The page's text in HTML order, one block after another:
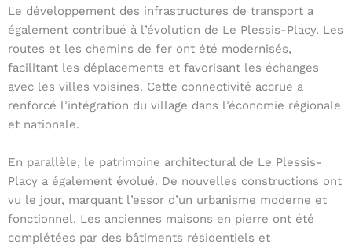
Le développement des infrastructures de transport a
également contribué à l’évolution de Le Plessis-Placy. Les
routes et les chemins de fer ont été modernisés,
facilitant les déplacements et favorisant les échanges
avec les villes voisines. Cette connectivité accrue a
renforcé l’intégration du village dans l’économie régionale
et nationale.
En parallèle, le patrimoine architectural de Le Plessis-
Placy a également évolué. De nouvelles constructions ont
vu le jour, marquant l’essor d’un urbanisme moderne et
fonctionnel. Les anciennes maisons en pierre ont été
complétées par des bâtiments résidentiels et